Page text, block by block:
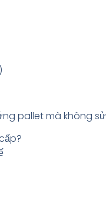
pallet mà không